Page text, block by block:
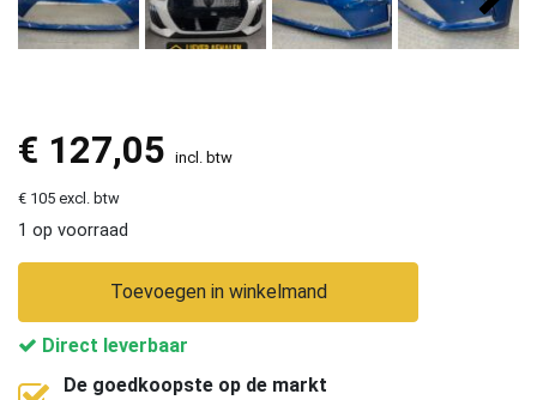
€ 127,05 incl. btw
€ 105 excl. btw
1 op voorraad
Toevoegen in winkelmand
Direct leverbaar
De goedkoopste op de markt